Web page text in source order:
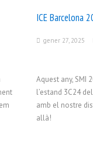
ICE Barcelona
gener 27, 2025
Aquest any, SMI
l’estand 3C24
amb el nostre
allà!